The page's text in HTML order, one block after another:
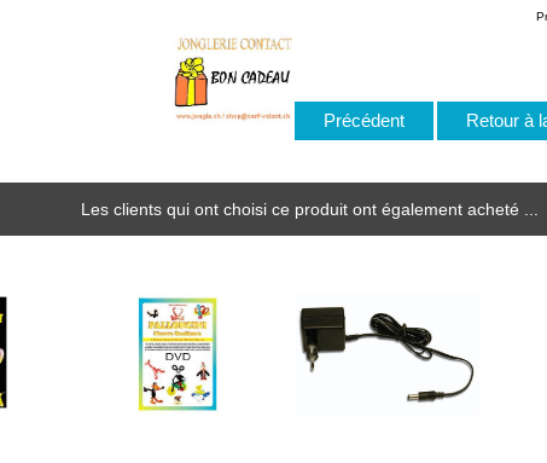
Précédent Retour à
Les clients qui ont choisi ce produit ont également acheté ...